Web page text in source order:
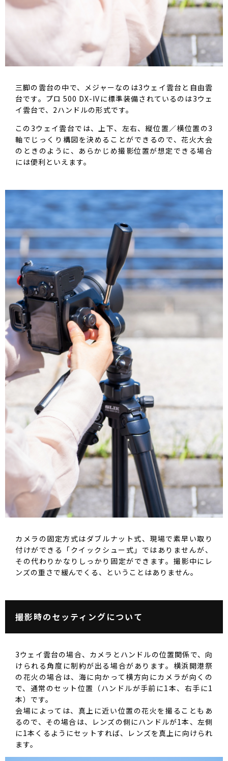
三脚の雲台の中で、メジャーなのは3ウェイ雲台と自由雲
台です。プロ 500 DX-IVに標準装備されているのは3ウェ
イ雲台で、2ハンドルの形式です。
この3ウェイ雲台では、上下、左右、縦位置／横位置の3
軸でじっくり構図を決めることができるので、花火大会
のときのように、あらかじめ撮影位置が想定できる場合
には便利といえます。
カメラの固定方式はダブルナット式、現場で素早い取り
付けができる「クイックシュー式」ではありませんが、
その代わりかなりしっかり固定ができます。撮影中にレ
ンズの重さで緩んでくる、ということはありません。
撮影時のセッティングについて
3ウェイ雲台の場合、カメラとハンドルの位置関係で、向
けられる角度に制約が出る場合があります。横浜開港祭
の花火の場合は、海に向かって横方向にカメラが向くの
で、通常のセット位置（ハンドルが手前に1本、右手に1
本）です。
会場によっては、真上に近い位置の花火を撮ることもあ
るので、その場合は、レンズの側にハンドルが1本、左側
に1本くるようにセットすれば、レンズを真上に向けられ
ます。